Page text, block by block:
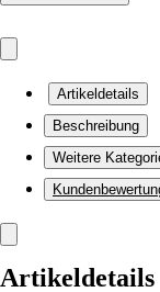
Artikeldetails
Beschreibung
Weitere
Artikeldetails